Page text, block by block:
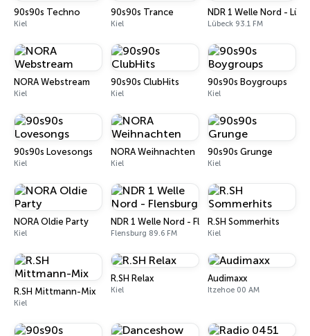
90s90s Techno
Kiel
90s90s Trance
Kiel
NDR 1 Welle Nord -
Lübeck 93.1 FM
NORA Webstream
Kiel
90s90s ClubHits
Kiel
90s90s Boygroups
Kiel
90s90s Lovesongs
Kiel
NORA Weihnachten
Kiel
90s90s Grunge
Kiel
NORA Oldie Party
Kiel
NDR 1 Welle Nord - Flensburg
Flensburg 89.6 FM
R.SH Sommerhits
Kiel
R.SH Mittmann-Mix
Kiel
R.SH Relax
Kiel
Audimaxx
Itzehoe 00 AM